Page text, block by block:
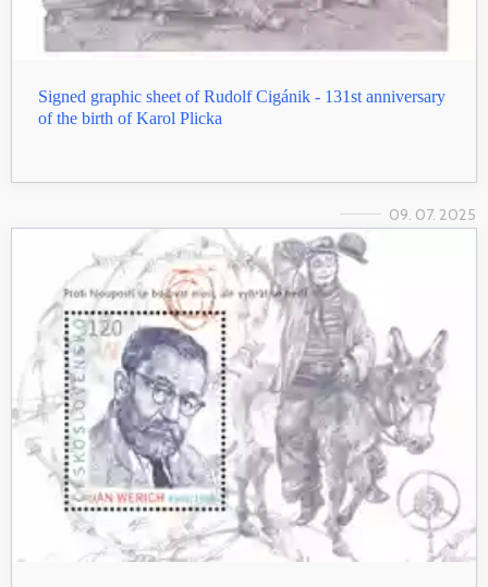
Signed graphic sheet of Rudolf Cigánik - 131st anniversary
of the birth of Karol Plicka
09. 07. 2025